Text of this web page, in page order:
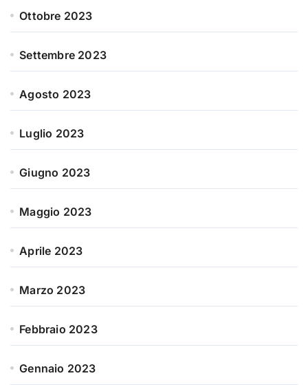
Ottobre 2023
Settembre 2023
Agosto 2023
Luglio 2023
Giugno 2023
Maggio 2023
Aprile 2023
Marzo 2023
Febbraio 2023
Gennaio 2023